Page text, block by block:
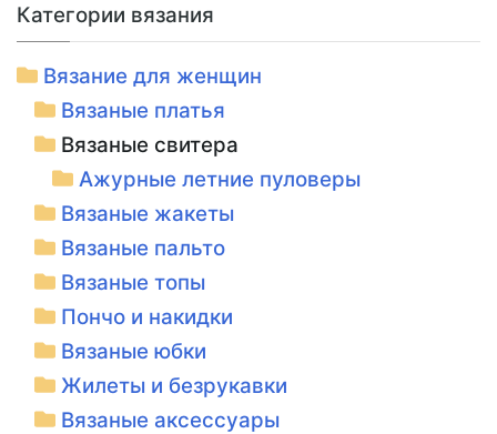
Категории вязания
Вязание для женщин
Вязаные платья
Вязаные свитера
Ажурные летние пуловеры
Вязаные жакеты
Вязаные пальто
Вязаные топы
Пончо и накидки
Вязаные юбки
Жилеты и безрукавки
Вязаные аксессуары